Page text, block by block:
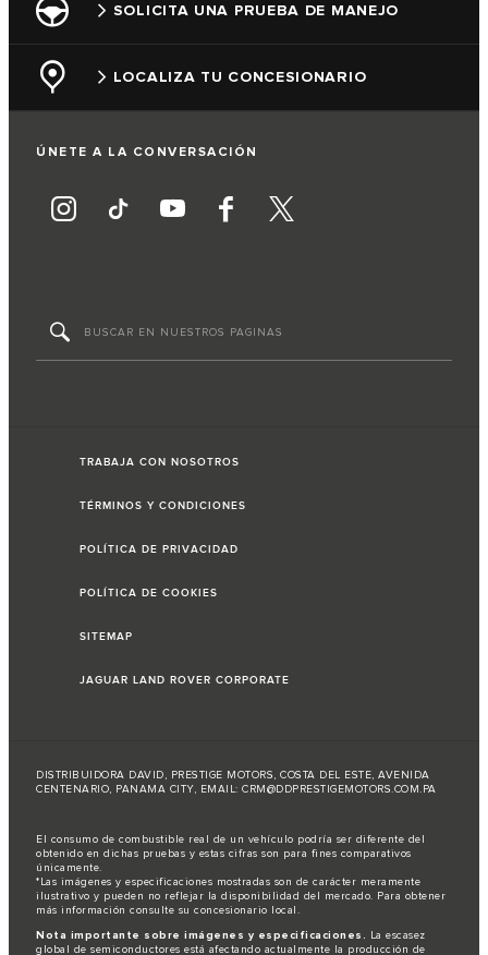
SOLICITA UNA PRUEBA DE MANEJO
LOCALIZA TU CONCESIONARIO
ÚNETE A LA CONVERSACIÓN
TRABAJA CON NOSOTROS
TÉRMINOS Y CONDICIONES
POLÍTICA DE PRIVACIDAD
POLÍTICA DE COOKIES
SITEMAP
JAGUAR LAND ROVER CORPORATE
DISTRIBUIDORA DAVID, PRESTIGE MOTORS, COSTA DEL ESTE, AVENIDA
CENTENARIO, PANAMA CITY, EMAIL: CRM@DDPRESTIGEMOTORS.COM.PA
El consumo de combustible real de un vehículo podría ser diferente del
obtenido en dichas pruebas y estas cifras son para fines comparativos
únicamente.
*Las imágenes y especificaciones mostradas son de carácter meramente
ilustrativo y pueden no reflejar la disponibilidad del mercado. Para obtener
más información consulte su concesionario local.
Nota importante sobre imágenes y especificaciones. La escasez
global de semiconductores está afectando actualmente la producción de